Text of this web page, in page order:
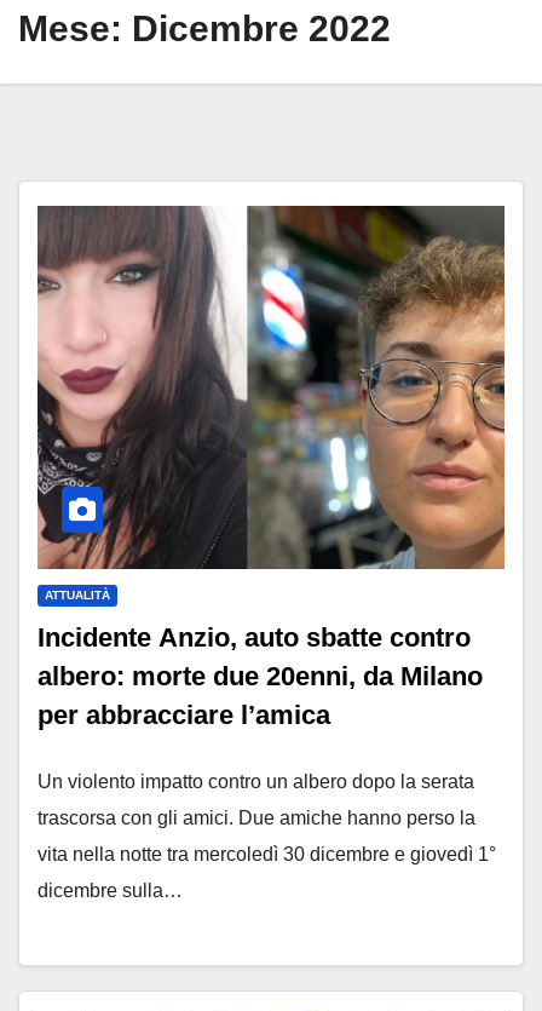
Mese: Dicembre 2022
ATTUALITÀ
Incidente Anzio, auto sbatte contro
albero: morte due 20enni, da Milano
per abbracciare l’amica
Un violento impatto contro un albero dopo la serata
trascorsa con gli amici. Due amiche hanno perso la
vita nella notte tra mercoledì 30 dicembre e giovedì 1°
dicembre sulla…